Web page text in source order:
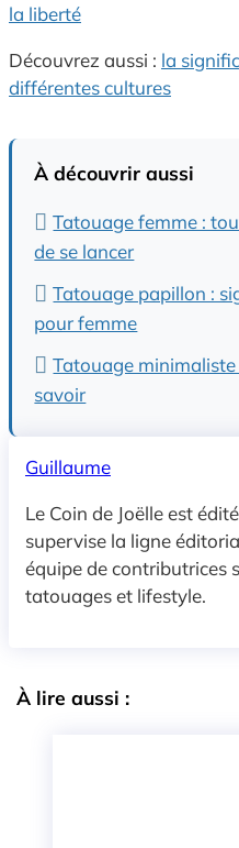
la liberté
Découvrez aussi : la
différentes cultures
À découvrir aussi
Tatouage femme :
de se lancer
Tatouage papillon :
pour femme
Tatouage minimaliste
savoir
Guillaume
Le Coin de Joëlle est
supervise la ligne
équipe de contributrices
tatouages et lifestyle.
À lire aussi :